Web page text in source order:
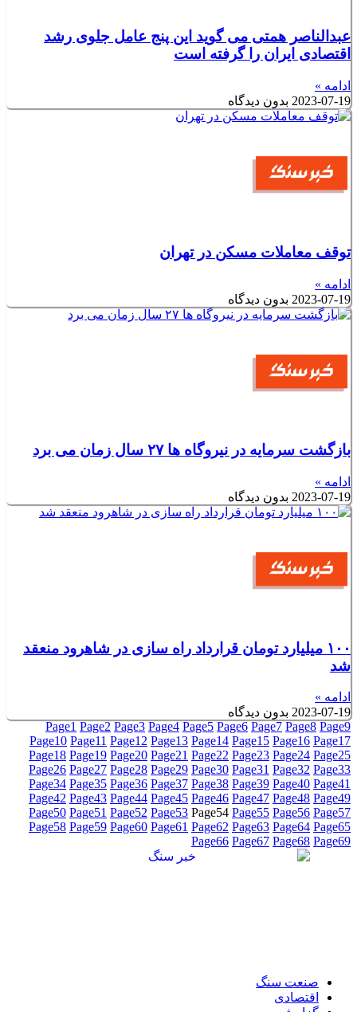
عبدالناصر همتی می گوید این پنج عامل جلوی رشد
اقتصادی ایران را گرفته است
ادامه »
2023-07-19 بدون دیدگاه
توقف معاملات مسکن در تهران
ادامه »
2023-07-19 بدون دیدگاه
بازگشت سرمایه در نیروگاه ها ۲۷ سال زمان می برد
ادامه »
2023-07-19 بدون دیدگاه
۱۰۰ میلیارد تومان قرارداد راه سازی در شاهرود منعقد
شد
ادامه »
2023-07-19 بدون دیدگاه
Page1 Page2 Page3 Page4 Page5 Page6 Page7 Page8 Page9
Page10 Page11 Page12 Page13 Page14 Page15 Page16 Page17
Page18 Page19 Page20 Page21 Page22 Page23 Page24 Page25
Page26 Page27 Page28 Page29 Page30 Page31 Page32 Page33
Page34 Page35 Page36 Page37 Page38 Page39 Page40 Page41
Page42 Page43 Page44 Page45 Page46 Page47 Page48 Page49
Page50 Page51 Page52 Page53 Page54 Page55 Page56 Page57
Page58 Page59 Page60 Page61 Page62 Page63 Page64 Page65
Page66 Page67 Page68 Page69
صنعت سنگ
اقتصادی